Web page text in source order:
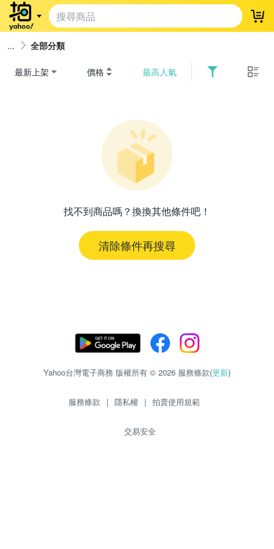
登
全部分類
最新上架 價格 最高人氣
找不到商品嗎？換換其他條件吧！
清除條件再搜尋
Yahoo台灣電子商務 版權所有 © 2026 服務條款(更新)
服務條款 | 隱私權 | 拍賣使用規範
交易安全